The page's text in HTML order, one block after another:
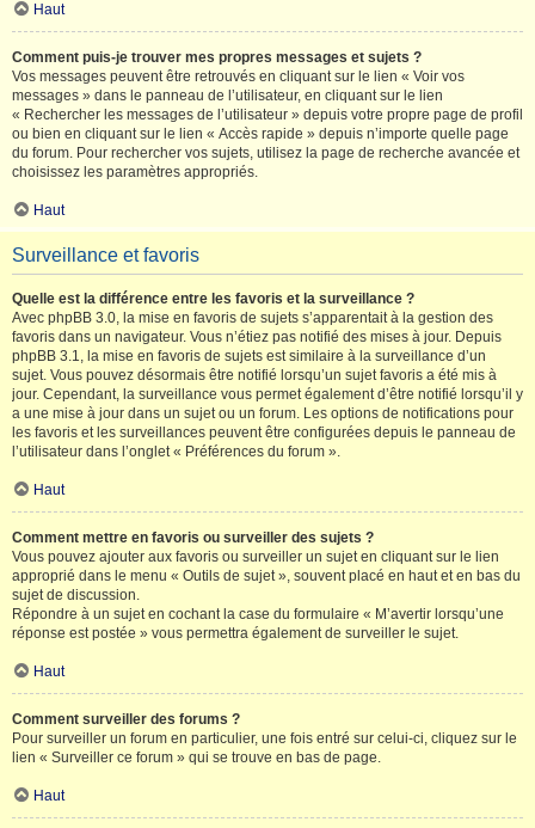
Haut
Comment puis-je trouver mes propres messages et sujets ?
Vos messages peuvent être retrouvés en cliquant sur le lien « Voir vos
messages » dans le panneau de l’utilisateur, en cliquant sur le lien
« Rechercher les messages de l’utilisateur » depuis votre propre page de profil
ou bien en cliquant sur le lien « Accès rapide » depuis n’importe quelle page
du forum. Pour rechercher vos sujets, utilisez la page de recherche avancée et
choisissez les paramètres appropriés.
Haut
Surveillance et favoris
Quelle est la différence entre les favoris et la surveillance ?
Avec phpBB 3.0, la mise en favoris de sujets s’apparentait à la gestion des
favoris dans un navigateur. Vous n’étiez pas notifié des mises à jour. Depuis
phpBB 3.1, la mise en favoris de sujets est similaire à la surveillance d’un
sujet. Vous pouvez désormais être notifié lorsqu’un sujet favoris a été mis à
jour. Cependant, la surveillance vous permet également d’être notifié lorsqu’il y
a une mise à jour dans un sujet ou un forum. Les options de notifications pour
les favoris et les surveillances peuvent être configurées depuis le panneau de
l’utilisateur dans l’onglet « Préférences du forum ».
Haut
Comment mettre en favoris ou surveiller des sujets ?
Vous pouvez ajouter aux favoris ou surveiller un sujet en cliquant sur le lien
approprié dans le menu « Outils de sujet », souvent placé en haut et en bas du
sujet de discussion.
Répondre à un sujet en cochant la case du formulaire « M’avertir lorsqu’une
réponse est postée » vous permettra également de surveiller le sujet.
Haut
Comment surveiller des forums ?
Pour surveiller un forum en particulier, une fois entré sur celui-ci, cliquez sur le
lien « Surveiller ce forum » qui se trouve en bas de page.
Haut